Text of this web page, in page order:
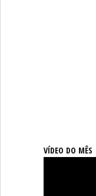
VÍDEO DO MÊS